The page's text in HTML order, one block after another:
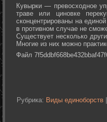
Кувырки — превосходное
траве или циновке
сконцентрированы на
в противном случае не
Существует несколько
Многие из них можно
Файл
Рубрика: Виды единоборств